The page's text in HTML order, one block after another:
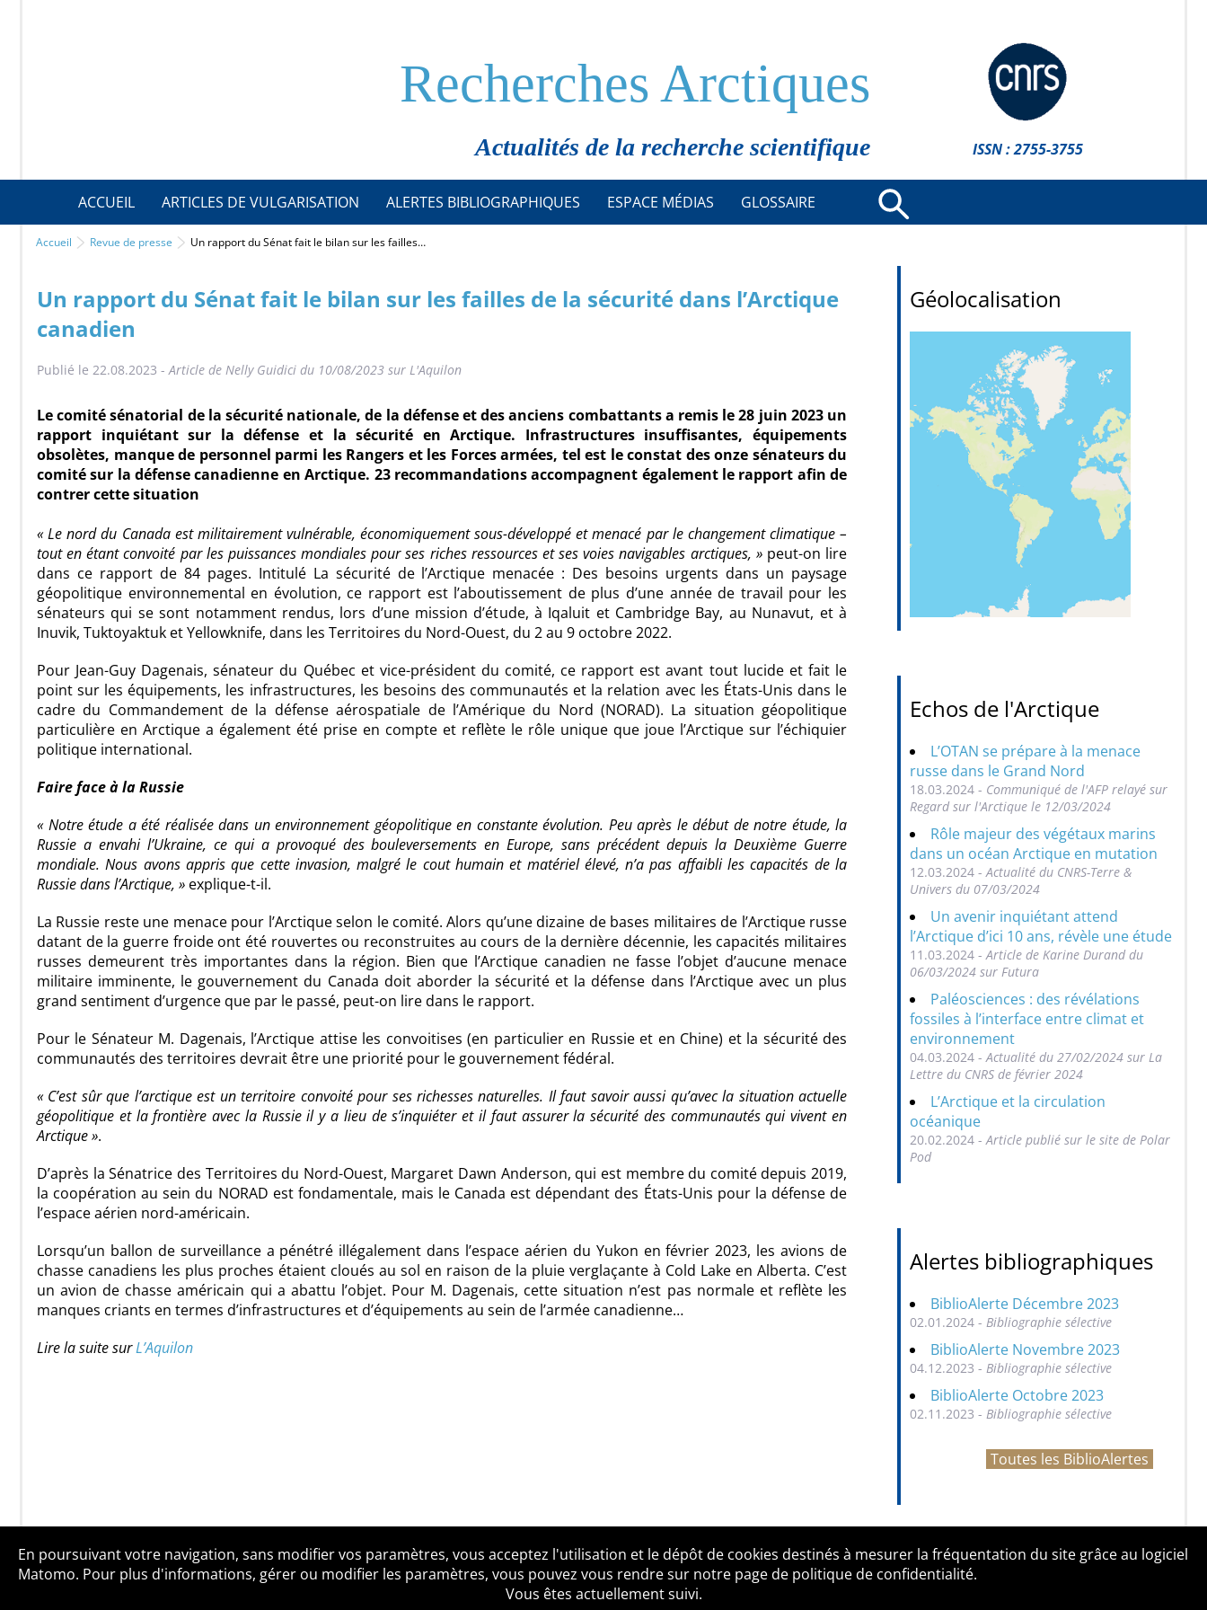
Recherches Arctiques
Actualités de la recherche scientifique ISSN : 2755-3755
ACCUEIL ARTICLES DE VULGARISATION ALERTES BIBLIOGRAPHIQUES ESPACE MÉDIAS GLOSSAIRE
Accueil Revue de presse Un rapport du Sénat fait le bilan sur les failles…
Un rapport du Sénat fait le bilan sur les failles de la sécurité dans l’Arctique
canadien
Publié le 22.08.2023 -Article de Nelly Guidici du 10/08/2023 sur L'Aquilon
Le comité sénatorial de la sécurité nationale, de la défense et des anciens combattants a remis le 28 juin 2023 un
rapport inquiétant sur la défense et la sécurité en Arctique. Infrastructures insuffisantes, équipements
obsolètes, manque de personnel parmi les Rangers et les Forces armées, tel est le constat des onze sénateurs du
comité sur la défense canadienne en Arctique. 23 recommandations accompagnent également le rapport afin de
contrer cette situation
« Le nord du Canada est militairement vulnérable, économiquement sous-développé et menacé par le changement climatique –
tout en étant convoité par les puissances mondiales pour ses riches ressources et ses voies navigables arctiques, »peut-on lire
dans ce rapport de 84 pages. Intitulé La sécurité de l’Arctique menacée : Des besoins urgents dans un paysage
géopolitique environnemental en évolution, ce rapport est l’aboutissement de plus d’une année de travail pour les
sénateurs qui se sont notamment rendus, lors d’une mission d’étude, à Iqaluit et Cambridge Bay, au Nunavut, et à
Inuvik, Tuktoyaktuk et Yellowknife, dans les Territoires du Nord-Ouest, du 2 au 9 octobre 2022.
Pour Jean-Guy Dagenais, sénateur du Québec et vice-président du comité, ce rapport est avant tout lucide et fait le
point sur les équipements, les infrastructures, les besoins des communautés et la relation avec les États-Unis dans le
cadre du Commandement de la défense aérospatiale de l’Amérique du Nord (NORAD). La situation géopolitique
particulière en Arctique a également été prise en compte et reflète le rôle unique que joue l’Arctique sur l’échiquier
politique international.
Faire face à la Russie
« Notre étude a été réalisée dans un environnement géopolitique en constante évolution. Peu après le début de notre étude, la
Russie a envahi l’Ukraine, ce qui a provoqué des bouleversements en Europe, sans précédent depuis la Deuxième Guerre
mondiale. Nous avons appris que cette invasion, malgré le cout humain et matériel élevé, n’a pas affaibli les capacités de la
Russie dans l’Arctique, » explique-t-il.
La Russie reste une menace pour l’Arctique selon le comité. Alors qu’une dizaine de bases militaires de l’Arctique russe
datant de la guerre froide ont été rouvertes ou reconstruites au cours de la dernière décennie, les capacités militaires
russes demeurent très importantes dans la région. Bien que l’Arctique canadien ne fasse l’objet d’aucune menace
militaire imminente, le gouvernement du Canada doit aborder la sécurité et la défense dans l’Arctique avec un plus
grand sentiment d’urgence que par le passé, peut-on lire dans le rapport.
Pour le Sénateur M. Dagenais, l’Arctique attise les convoitises (en particulier en Russie et en Chine) et la sécurité des
communautés des territoires devrait être une priorité pour le gouvernement fédéral.
« C’est sûr que l’arctique est un territoire convoité pour ses richesses naturelles. Il faut savoir aussi qu’avec la situation actuelle
géopolitique et la frontière avec la Russie il y a lieu de s’inquiéter et il faut assurer la sécurité des communautés qui vivent en
Arctique ».
D’après la Sénatrice des Territoires du Nord-Ouest, Margaret Dawn Anderson, qui est membre du comité depuis 2019,
la coopération au sein du NORAD est fondamentale, mais le Canada est dépendant des États-Unis pour la défense de
l’espace aérien nord-américain.
Lorsqu’un ballon de surveillance a pénétré illégalement dans l’espace aérien du Yukon en février 2023, les avions de
chasse canadiens les plus proches étaient cloués au sol en raison de la pluie verglaçante à Cold Lake en Alberta. C’est
un avion de chasse américain qui a abattu l’objet. Pour M. Dagenais, cette situation n’est pas normale et reflète les
manques criants en termes d’infrastructures et d’équipements au sein de l’armée canadienne…
Lire la suite surL’Aquilon
Géolocalisation
Echos de l'Arctique
L’OTAN se prépare à la menace
russe dans le Grand Nord
18.03.2024 - Communiqué de l'AFP relayé sur
Regard sur l'Arctique le 12/03/2024
Rôle majeur des végétaux marins
dans un océan Arctique en mutation
12.03.2024 - Actualité du CNRS-Terre &
Univers du 07/03/2024
Un avenir inquiétant attend
l’Arctique d’ici 10 ans, révèle une étude
11.03.2024 - Article de Karine Durand du
06/03/2024 sur Futura
Paléosciences : des révélations
fossiles à l’interface entre climat et
environnement
04.03.2024 - Actualité du 27/02/2024 sur La
Lettre du CNRS de février 2024
L’Arctique et la circulation
océanique
20.02.2024 - Article publié sur le site de Polar
Pod
Alertes bibliographiques
BiblioAlerte Décembre 2023
02.01.2024 - Bibliographie sélective
BiblioAlerte Novembre 2023
04.12.2023 - Bibliographie sélective
BiblioAlerte Octobre 2023
02.11.2023 - Bibliographie sélective
Toutes les BiblioAlertes
Qui sommes-nous ? Mentions légales Accessibilité Politique de confidentialité Contact
En poursuivant votre navigation, sans modifier vos paramètres, vous acceptez l'utilisation et le dépôt de cookies destinés à mesurer la fréquentation du site grâce au logiciel
Matomo. Pour plus d'informations, gérer ou modifier les paramètres, vous pouvez vous rendre sur notre page de politique de confidentialité.
Vous êtes actuellement suivi.